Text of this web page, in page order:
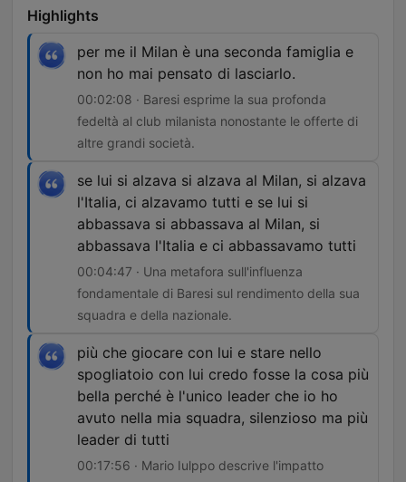
Highlights
per me il Milan è una seconda famiglia e
non ho mai pensato di lasciarlo.
00:02:08 · Baresi esprime la sua profonda
fedeltà al club milanista nonostante le offerte di
altre grandi società.
se lui si alzava si alzava al Milan, si alzava
l'Italia, ci alzavamo tutti e se lui si
abbassava si abbassava al Milan, si
abbassava l'Italia e ci abbassavamo tutti
00:04:47 · Una metafora sull'influenza
fondamentale di Baresi sul rendimento della sua
squadra e della nazionale.
più che giocare con lui e stare nello
spogliatoio con lui credo fosse la cosa più
bella perché è l'unico leader che io ho
avuto nella mia squadra, silenzioso ma più
leader di tutti
00:17:56 · Mario Iulppo descrive l'impatto